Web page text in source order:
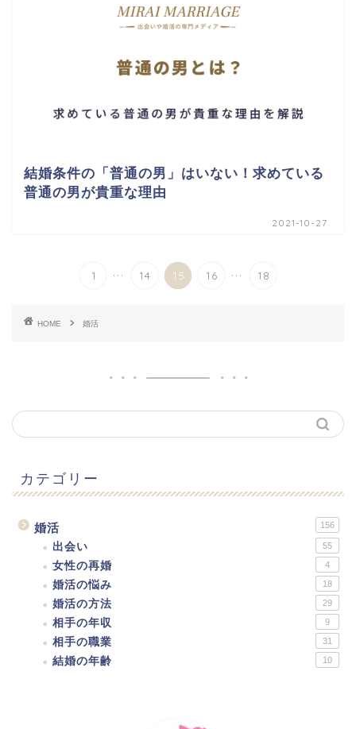
結婚条件の「普通の男」はいない！求めている
普通の男が貴重な理由
2021-10-27
1 ... 14 15 16 ... 18
HOME 婚活
カテゴリー
婚活 156
出会い 55
女性の再婚 4
婚活の悩み 18
婚活の方法 29
相手の年収 9
相手の職業 31
結婚の年齢 10